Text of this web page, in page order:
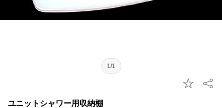
1/1
ユニットシャワー用収納棚